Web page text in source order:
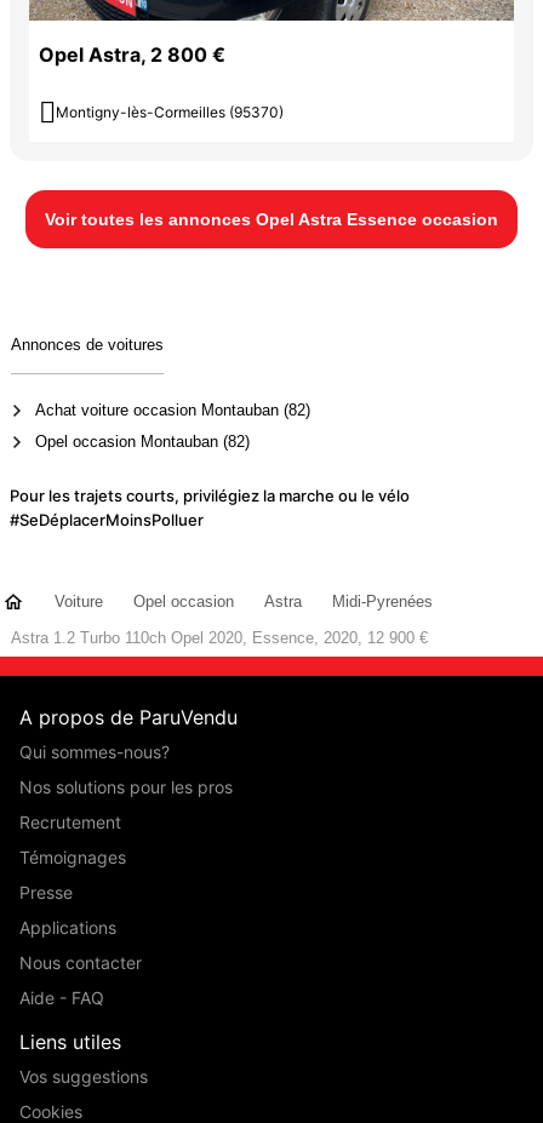
Opel Astra, 2 800 €
 Montigny-lès-Cormeilles (95370)
Voir toutes les annonces Opel Astra Essence occasion
Annonces de voitures
Achat voiture occasion Montauban (82)
Opel occasion Montauban (82)
Pour les trajets courts, privilégiez la marche ou le vélo
#SeDéplacerMoinsPolluer
Voiture Opel occasion Astra
Midi-Pyrenées
Astra 1.2 Turbo 110ch Opel 2020, Essence, 2020, 12 900 €
A propos de ParuVendu
Qui sommes-nous?
Nos solutions pour les pros
Recrutement
Témoignages
Presse
Applications
Nous contacter
Aide - FAQ
Liens utiles
Vos suggestions
Cookies